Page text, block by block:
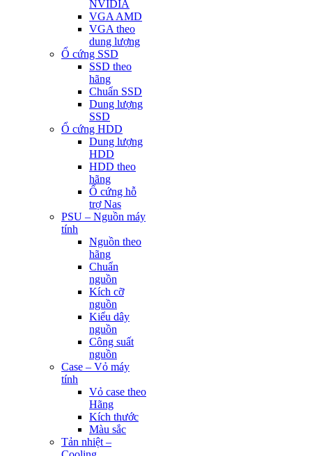
NVIDIA
VGA AMD
VGA theo
dung lượng
Ổ cứng SSD
SSD theo
hãng
Chuẩn SSD
Dung lượng
SSD
Ổ cứng HDD
Dung lượng
HDD
HDD theo
hãng
Ổ cứng hỗ
trợ Nas
PSU – Nguồn máy
tính
Nguồn theo
hãng
Chuẩn
nguồn
Kích cỡ
nguồn
Kiểu dây
nguồn
Công suất
nguồn
Case – Vỏ máy
tính
Vỏ case theo
Hãng
Kích thước
Màu sắc
Tản nhiệt –